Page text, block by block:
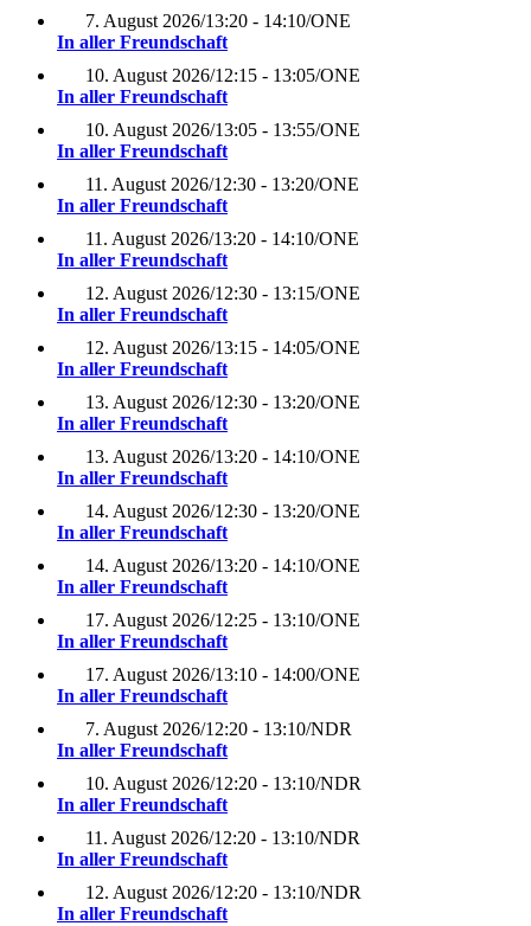
7. August 2026/13:20 - 14:10/ONE
In aller Freundschaft
10. August 2026/12:15 - 13:05/ONE
In aller Freundschaft
10. August 2026/13:05 - 13:55/ONE
In aller Freundschaft
11. August 2026/12:30 - 13:20/ONE
In aller Freundschaft
11. August 2026/13:20 - 14:10/ONE
In aller Freundschaft
12. August 2026/12:30 - 13:15/ONE
In aller Freundschaft
12. August 2026/13:15 - 14:05/ONE
In aller Freundschaft
13. August 2026/12:30 - 13:20/ONE
In aller Freundschaft
13. August 2026/13:20 - 14:10/ONE
In aller Freundschaft
14. August 2026/12:30 - 13:20/ONE
In aller Freundschaft
14. August 2026/13:20 - 14:10/ONE
In aller Freundschaft
17. August 2026/12:25 - 13:10/ONE
In aller Freundschaft
17. August 2026/13:10 - 14:00/ONE
In aller Freundschaft
7. August 2026/12:20 - 13:10/NDR
In aller Freundschaft
10. August 2026/12:20 - 13:10/NDR
In aller Freundschaft
11. August 2026/12:20 - 13:10/NDR
In aller Freundschaft
12. August 2026/12:20 - 13:10/NDR
In aller Freundschaft